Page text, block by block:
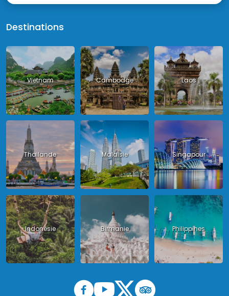
Destinations
Vietnam Cambodge Laos
Thailande Malaisie Singapour
Indonésie Birmanie Philippines